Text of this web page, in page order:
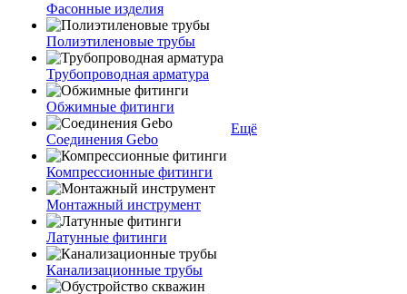
Фасонные изделия
Полиэтиленовые трубы
Трубопроводная арматура
Обжимные фитинги
Соединения Gebo
Компрессионные фитинги
Монтажный инструмент
Латунные фитинги
Канализационные трубы
Ещё